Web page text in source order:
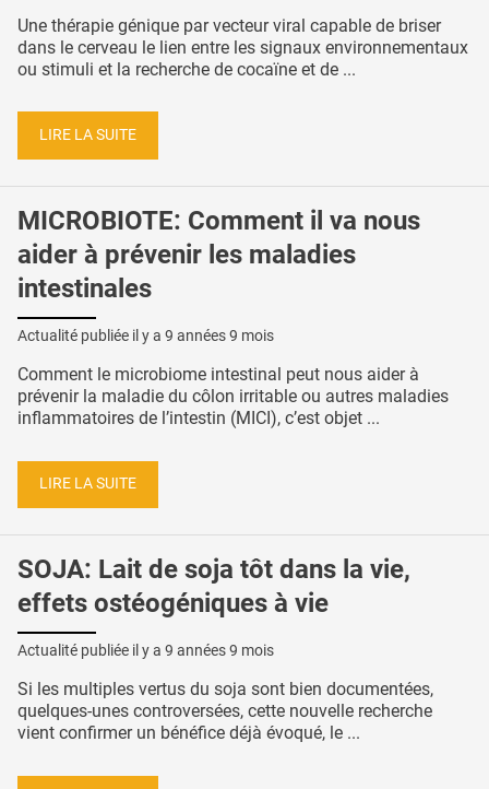
Une thérapie génique par vecteur viral capable de briser
dans le cerveau le lien entre les signaux environnementaux
ou stimuli et la recherche de cocaïne et de ...
LIRE LA SUITE
MICROBIOTE: Comment il va nous
aider à prévenir les maladies
intestinales
Actualité publiée il y a 9 années 9 mois
Comment le microbiome intestinal peut nous aider à
prévenir la maladie du côlon irritable ou autres maladies
inflammatoires de l’intestin (MICI), c’est objet ...
LIRE LA SUITE
SOJA: Lait de soja tôt dans la vie,
effets ostéogéniques à vie
Actualité publiée il y a 9 années 9 mois
Si les multiples vertus du soja sont bien documentées,
quelques-unes controversées, cette nouvelle recherche
vient confirmer un bénéfice déjà évoqué, le ...